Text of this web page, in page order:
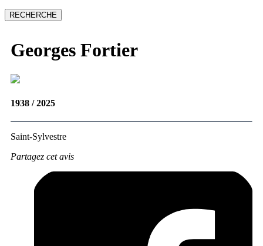
Georges Fortier
1938 / 2025
Saint-Sylvestre
Partagez cet avis